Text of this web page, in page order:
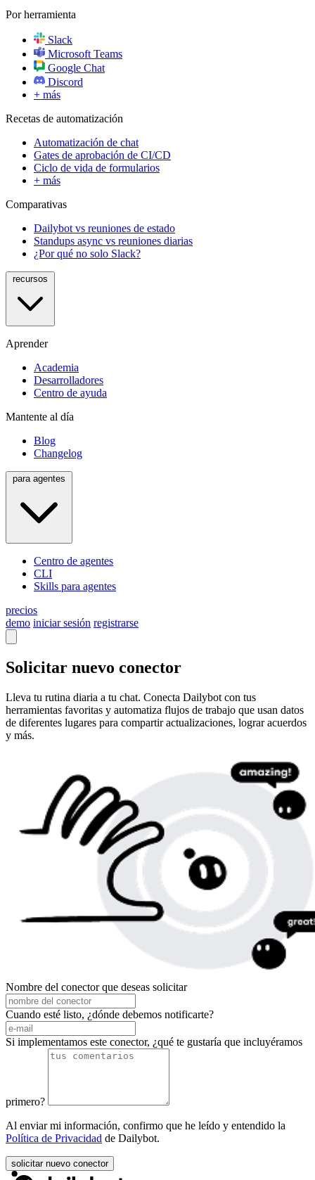
Por herramienta
Slack
Microsoft Teams
Google Chat
Discord
+ más
Recetas de automatización
Automatización de chat
Gates de aprobación de CI/CD
Ciclo de vida de formularios
+ más
Comparativas
Dailybot vs reuniones de estado
Standups async vs reuniones diarias
¿Por qué no solo Slack?
Aprender
Academia
Desarrolladores
Centro de ayuda
Mantente al día
Blog
Changelog
Centro de agentes
CLI
Skills para agentes
precios
demo iniciar sesión registrarse
Solicitar nuevo conector
Lleva tu rutina diaria a tu chat. Conecta Dailybot con tus
herramientas favoritas y automatiza flujos de trabajo que usan datos
de diferentes lugares para compartir actualizaciones, lograr acuerdos
y más.
Nombre del conector que deseas solicitar
Cuando esté listo, ¿dónde debemos notificarte?
Si implementamos este conector, ¿qué te gustaría que incluyéramos
primero?
Al enviar mi información, confirmo que he leído y entendido la
Política de Privacidad de Dailybot.
solicitar nuevo conector